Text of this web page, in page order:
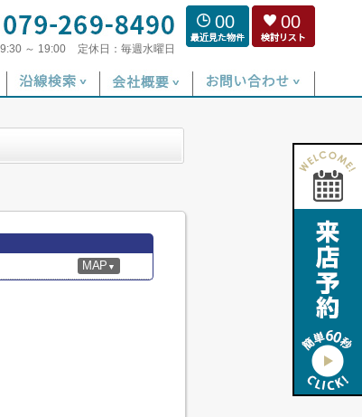
～ 19:00 定休日： 毎週水曜日
00 00
MAP ▼